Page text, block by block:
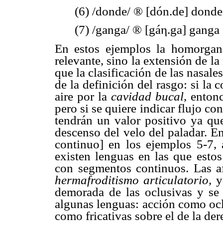
(6) /donde/ ® [dón.de] donde
(7) /ganga/ ® [gáη.ga] ganga
En estos ejemplos la
relevante, sino la extensión de
que la clasificación de las
de la definición del rasgo: si la
aire por lacavidad bucal,
pero si se quiere indicar flujo
tendrán un valor positivo ya
descenso del velo del paladar.
continuo] en los ejemplos 5-
existen lenguas en las que
con segmentos continuos. Las
hermafroditismo articulatorio,
demorada de las oclusivas y
algunas lenguas: acción como
como fricativas sobre el de la